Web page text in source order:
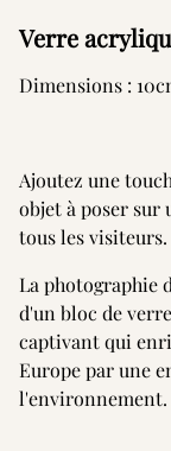
Verre
Dimensions :
Ajoutez une
objet à poser sur
tous les visiteurs.
La photographie
d'un bloc de
captivant qui
Europe par une
l'environnement.